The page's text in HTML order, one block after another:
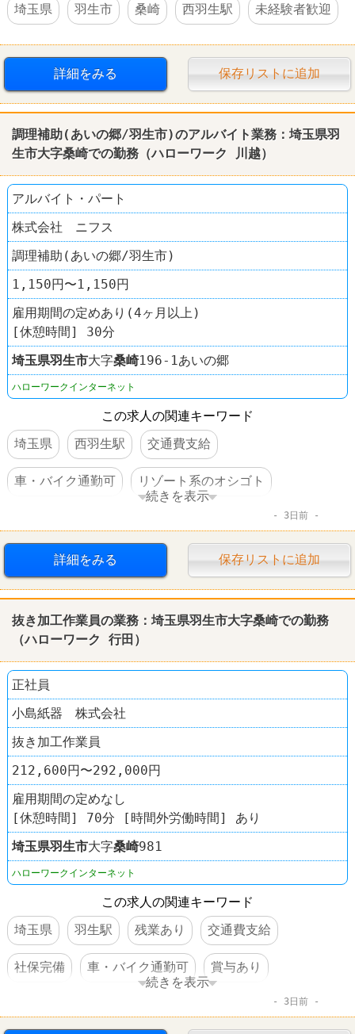
埼玉県
羽生市 桑崎 西羽生駅 未経験者歓迎
詳細をみる 保存リストに追加
調理補助(あいの郷/羽生市)のアルバイト業務：埼玉県羽
生市大字桑崎での勤務（ハローワーク 川越）
アルバイト・パート
株式会社 ニフス
調理補助(あいの郷/羽生市)
1,150円〜1,150円
雇用期間の定めあり(4ヶ月以上)
[休憩時間] 30分
埼玉県羽生市大字桑崎196-1あいの郷
ハローワークインターネット
この求人の関連キーワード
埼玉県
西羽生駅 交通費支給
車・バイク通勤可 リゾート系のオシゴト
続きを表示
3日前
詳細をみる 保存リストに追加
抜き加工作業員の業務：埼玉県羽生市大字桑崎での勤務
（ハローワーク 行田）
正社員
小島紙器 株式会社
抜き加工作業員
212,600円〜292,000円
雇用期間の定めなし
[休憩時間] 70分 [時間外労働時間] あり
埼玉県羽生市大字桑崎981
ハローワークインターネット
この求人の関連キーワード
埼玉県
羽生駅 残業あり 交通費支給
社保完備 車・バイク通勤可 賞与あり
続きを表示
3日前